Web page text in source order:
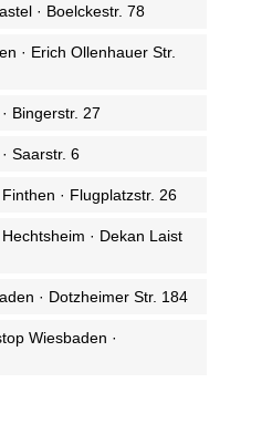
· Boelckestr. 78
· Erich Ollenhauer Str.
Bingerstr. 27
Saarstr. 6
· Flugplatzstr. 26
· Dekan Laist
· Dotzheimer Str. 184
Wiesbaden ·